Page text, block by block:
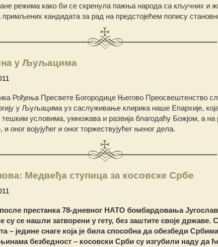
режима како би се скренула пажња народа са кључних и
примљених кандидата за рад на предстојећем попису
у Љуљацима
Рођења Пресвете Богородице Његово Преосвештенство
у Љуљацима уз саслуживање клирика наше Епархије,
тешким условима, умножава и развија благодаћу Божјом, а на
оног војујућег и оног торжествујућег њеног дела.
Медвеђа ступица за косовске Србе
престанка 78-дневног НАТО бомбардовања
су се нашли затворени у гету, без заштите своје државе.
– једине снаге која је била способна да обезбеди
безбедност – косовски Срби су изгубили наду да